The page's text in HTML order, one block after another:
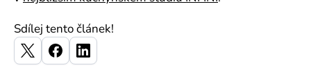
Sdílej tento článek!